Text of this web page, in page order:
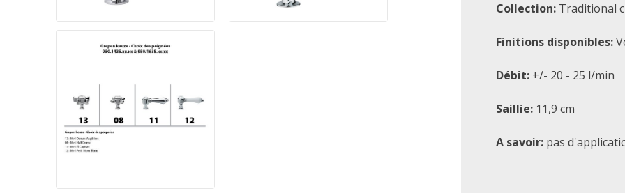
Collection:Traditional
Finitions disponibles:
Débit:+/- 20 - 25 l/min
Saillie:11,9 cm
A savoir:pas